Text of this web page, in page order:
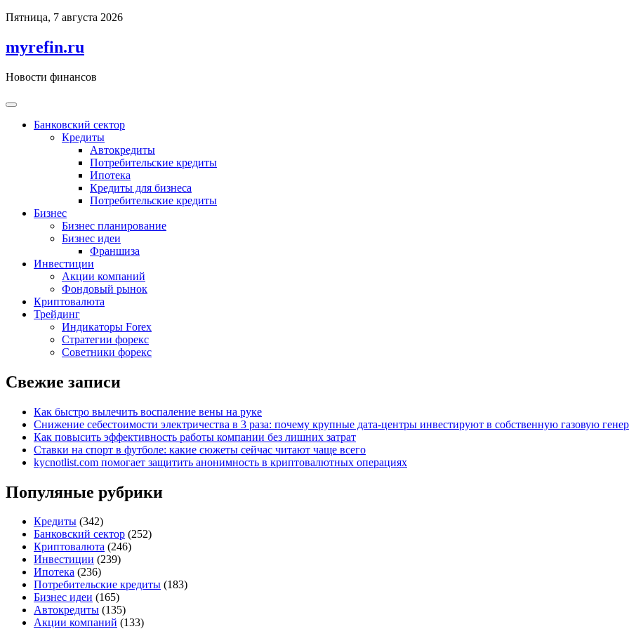
Перейти
содержимому
Пятница, 7 августа 2026
myrefin.ru
Новости финансов
Банковский сектор
Кредиты
Автокредиты
Потребительские кредиты
Ипотека
Кредиты для бизнеса
Потребительские кредиты
Бизнес
Бизнес планирование
Бизнес идеи
Франшиза
Инвестиции
Акции компаний
Фондовый рынок
Криптовалюта
Трейдинг
Индикаторы Forex
Стратегии форекс
Советники форекс
Свежие записи
Как быстро вылечить воспаление вены на руке
Снижение себестоимости электричества в 3 раза: почему крупные дата-центры инвестируют в собственную газовую
Как повысить эффективность работы компании без лишних затрат
Ставки на спорт в футболе: какие сюжеты сейчас читают чаще всего
kycnotlist.com помогает защитить анонимность в криптовалютных операциях
Популяные рубрики
Кредиты (342)
Банковский сектор (252)
Криптовалюта (246)
Инвестиции (239)
Ипотека (236)
Потребительские кредиты (183)
Бизнес идеи (165)
Автокредиты (135)
Акции компаний (133)